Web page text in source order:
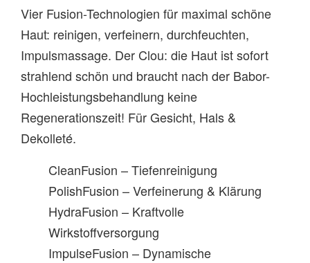
Vier Fusion-Technologien für maximal schöne
Haut: reinigen, verfeinern, durchfeuchten,
Impulsmassage. Der Clou: die Haut ist sofort
strahlend schön und braucht nach der Babor-
Hochleistungsbehandlung keine
Regenerationszeit! Für Gesicht, Hals &
Dekolleté.
CleanFusion – Tiefenreinigung
PolishFusion – Verfeinerung & Klärung
HydraFusion – Kraftvolle
Wirkstoffversorgung
ImpulseFusion – Dynamische